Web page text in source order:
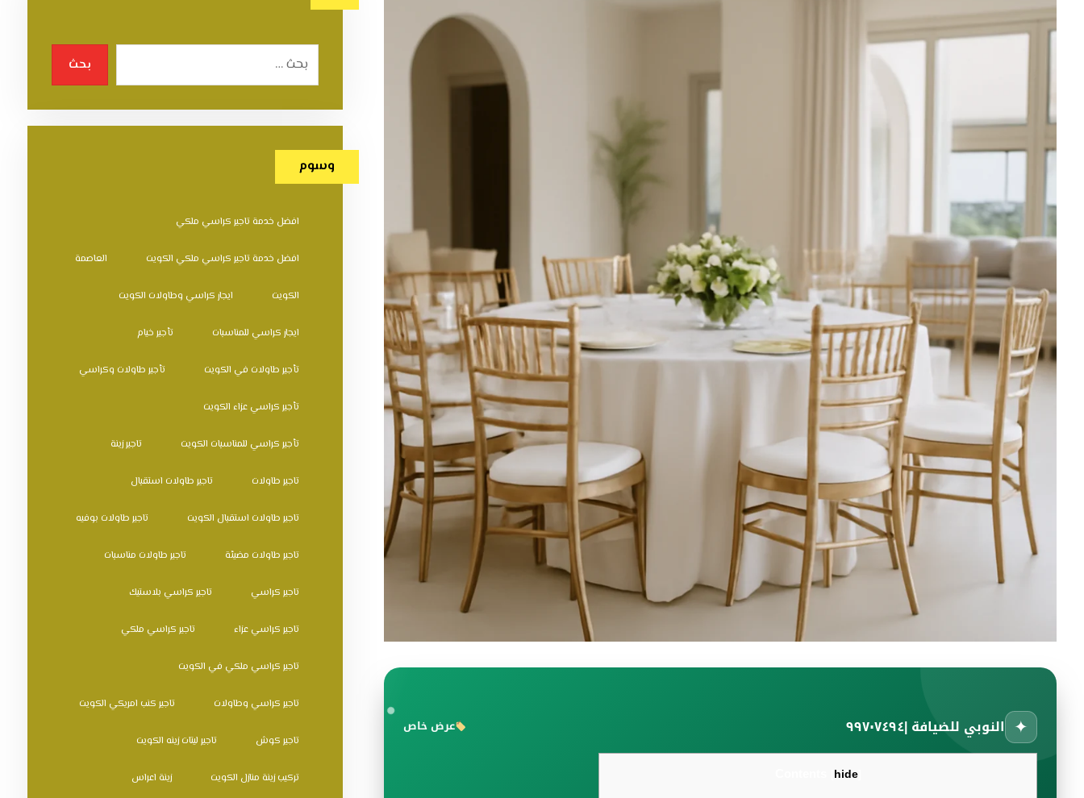
✦ النوبي للضيافة |٩٩٧٠٧٤٩٤ عرض خاص
hide]
بحث
وسوم
افضل خدمة تاجير كراسي ملكي
افضل خدمة تاجير كراسي ملكي الكويت العاصمة
الكويت ايجار كراسي وطاولات الكويت
ايجار كراسي للمناسبات تأجير خيام
تأجير طاولات في الكويت تأجير طاولات وكراسي
تأجير كراسي عزاء الكويت
تأجير كراسي للمناسبات الكويت تاجير زينة
تاجير طاولات تاجير طاولات استقبال
تاجير طاولات استقبال الكويت تاجير طاولات بوفيه
تاجير طاولات مضيئة تاجير طاولات مناسبات
تاجير كراسي تاجير كراسي بلاستيك
تاجير كراسي عزاء تاجير كراسي ملكي
تاجير كراسي ملكي في الكويت
تاجير كراسي وطاولات تاجير كنب امريكي الكويت
تاجير كوش تاجير ليتات زينه الكويت
تركيب زينة منازل الكويت زينة اعراس